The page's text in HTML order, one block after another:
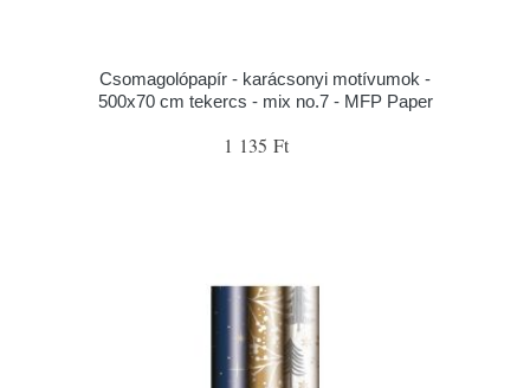
Csomagolópapír - karácsonyi motívumok -
500x70 cm tekercs - mix no.7 - MFP Paper
1 135 Ft